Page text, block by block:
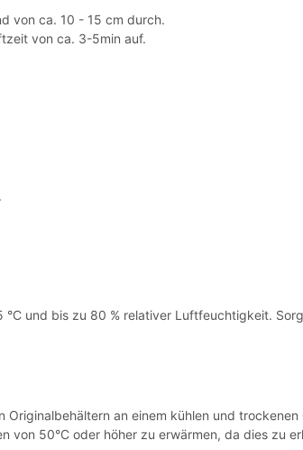
von ca. 10 - 15 cm durch.
von ca. 3-5min auf.
und bis zu 80 % relativer Luftfeuchtigkeit.
Originalbehältern an einem kühlen und
von 50°C oder höher zu erwärmen, da dies zu